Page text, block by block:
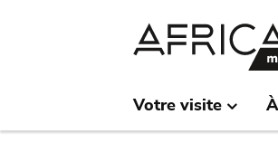
Votre visite